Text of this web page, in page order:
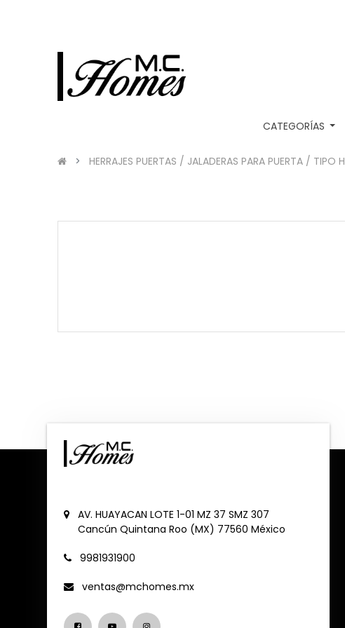
CATEGORÍAS
HERRAJES PUERTAS / JALADERAS PARA PUERTA / TIPO H
AV. HUAYACAN LOTE 1-01 MZ 37 SMZ 307
Cancún Quintana Roo (MX) 77560 México
9981931900
ventas@mchomes.mx